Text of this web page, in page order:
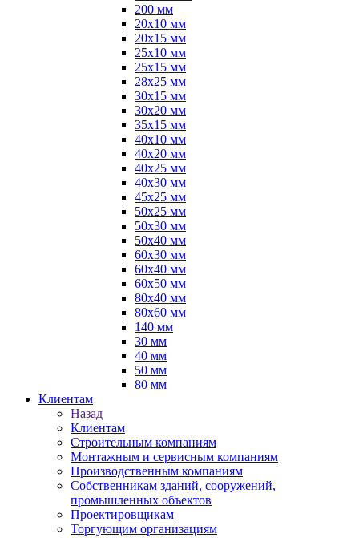
200 мм
20х10 мм
20х15 мм
25х10 мм
25х15 мм
28х25 мм
30х15 мм
30х20 мм
35х15 мм
40х10 мм
40х20 мм
40х25 мм
40х30 мм
45х25 мм
50х25 мм
50х30 мм
50х40 мм
60х30 мм
60х40 мм
60х50 мм
80х40 мм
80х60 мм
140 мм
30 мм
40 мм
50 мм
80 мм
Клиентам
Назад
Клиентам
Строительным компаниям
Монтажным и сервисным компаниям
Производственным компаниям
Собственникам зданий, сооружений,
промышленных объектов
Проектировщикам
Торгующим организациям